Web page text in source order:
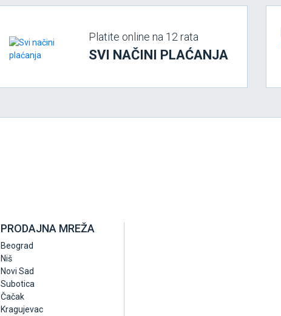
Platite online na 12 rata
SVI NAČINI PLAĆANJA
PRODAJNA MREŽA
Beograd
Niš
Novi Sad
Subotica
Čačak
Kragujevac